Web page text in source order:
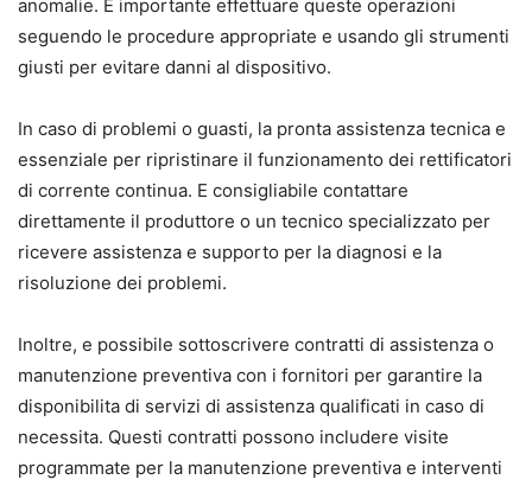
anomalie. E importante effettuare queste operazioni
seguendo le procedure appropriate e usando gli strumenti
giusti per evitare danni al dispositivo.
In caso di problemi o guasti, la pronta assistenza tecnica e
essenziale per ripristinare il funzionamento dei rettificatori
di corrente continua. E consigliabile contattare
direttamente il produttore o un tecnico specializzato per
ricevere assistenza e supporto per la diagnosi e la
risoluzione dei problemi.
Inoltre, e possibile sottoscrivere contratti di assistenza o
manutenzione preventiva con i fornitori per garantire la
disponibilita di servizi di assistenza qualificati in caso di
necessita. Questi contratti possono includere visite
programmate per la manutenzione preventiva e interventi